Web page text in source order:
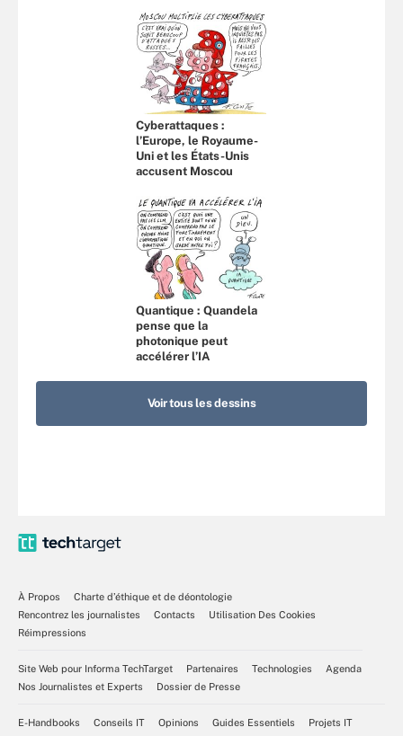
Cyberattaques :
l’Europe, le Royaume-
Uni et les États-Unis
accusent Moscou
Quantique : Quandela
pense que la
photonique peut
accélérer l’IA
Voir tous les dessins
À Propos
Charte d’éthique et de déontologie
Rencontrez les journalistes
Contacts
Utilisation Des Cookies
Réimpressions
Site Web pour Informa TechTarget Partenaires Technologies
Agenda
Nos Journalistes et Experts
Dossier de Presse
E-Handbooks Conseils IT Opinions Guides Essentiels Projets IT